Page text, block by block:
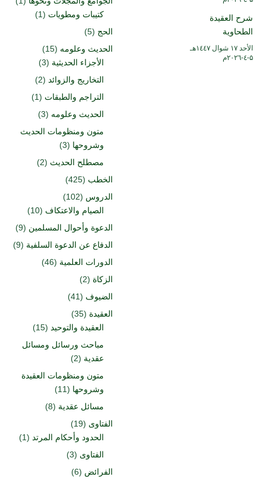
شرح العقيدة
الطحاوية
الأحد ۱۷ شوال ۱٤٤۷هـ
۵-٤-۲۰۲٦م
كتيبات ومطويات (1)
الحج (5)
الحديث وعلومه (15)
الأجزاء الحديثية (3)
التخاريج والزوائد (2)
التراجم والطبقات (1)
الحديث وعلومه (3)
متون ومنظومات الحديث
وشروحها (3)
مصطلح الحديث (2)
الخطب (425)
الدروس (102)
الصيام والاعتكاف (10)
الدعوة وأحوال المسلمين (9)
الدفاع عن الدعوة السلفية (9)
الدورات العلمية (46)
الزكاة (2)
الضيوف (41)
العقيدة (35)
العقيدة والتوحيد (15)
مباحث ورسائل ومسائل
عقدية (2)
متون ومنظومات العقيدة
وشروحها (11)
مسائل عقدية (8)
الفتاوى (19)
الحدود وأحكام المرتد (1)
الفتاوى (3)
الفرائض (6)